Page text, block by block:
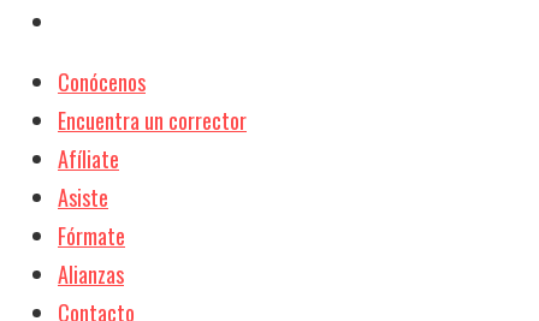
Conócenos
Encuentra un corrector
Afíliate
Asiste
Fórmate
Alianzas
Contacto